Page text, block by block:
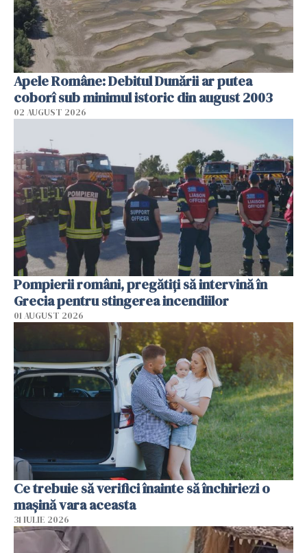
Apele Române: Debitul Dunării ar putea
coborî sub minimul istoric din august 2003
02 AUGUST 2026
Pompierii români, pregătiţi să intervină în
Grecia pentru stingerea incendiilor
01 AUGUST 2026
Ce trebuie să verifici înainte să închiriezi o
mașină vara aceasta
31 IULIE 2026